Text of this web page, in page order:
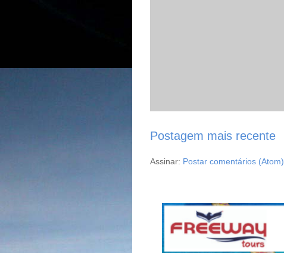
Postagem mais recente
Assinar: Postar comentários (Atom)